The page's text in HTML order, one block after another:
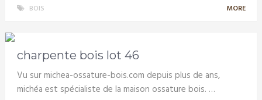
BOIS MORE
charpente bois lot 46
Vu sur michea-ossature-bois.com depuis plus de ans,
michéa est spécialiste de la maison ossature bois. …